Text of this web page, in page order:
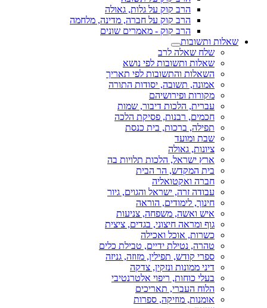
הרב קוק על גלות, גאולה
הרב קוק על חברה, מדינה, מלחמה
הרב קוק - מאמרים שונים
שאלות ותשובות
שלח שאלה לרב
שאלות ותשובות לפי נושא
השאלות והתשובות לפי תאריך
אמונה, תשובה, יסודות התורה
מקורות ופירושיהם
עברית, הלכות דיבור, שמות
חכמים, רבנות, פסיקת הלכה
תפילה, ברכות, בית כנסת
שבת ומועד
ציונות, גאולה
ארץ ישראל, הלכות תלויות בה
בית המקדש, הר הבית
חברה ואקטואליה
עבודה זרה, ישראל והגוים, גיור
חינוך, לימודים, הוראה
איש ואשה, משפחה, צניעות
גוף ומראה חיצוני, בגדים, ציצית
כשרות, אוכל ואכילה
טהרה, נטילת ידיים, טבילת כלים
ספרי קודש, תפילין, מזוזה, גניזה
דיני ממונות ונזקין, צדקה
בעלי כוחות, ריפוי אלטרנטיבי
הלוח העברי, תאריכים
אומנות, מוזיקה, ספרות